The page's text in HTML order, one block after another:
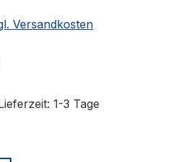
Versandkosten
1-3 Tage